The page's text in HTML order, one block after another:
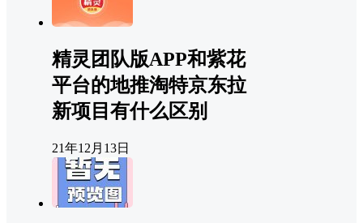
精灵团队版APP和紫花
平台的地推淘特京东拉
新项目有什么区别
21年12月13日